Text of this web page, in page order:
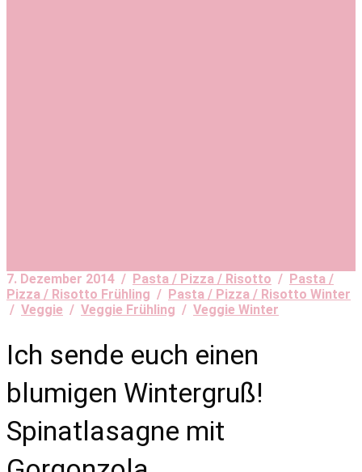
7. Dezember 2014 / Pasta / Pizza / Risotto / Pasta /
Pizza / Risotto Frühling / Pasta / Pizza / Risotto Winter
/ Veggie / Veggie Frühling / Veggie Winter
Ich sende euch einen
blumigen Wintergruß!
Spinatlasagne mit